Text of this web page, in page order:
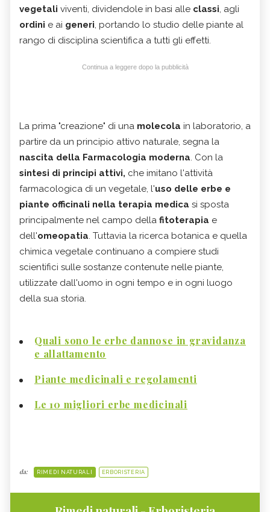
vegetali viventi, dividendole in basi alle classi, agli
ordini e ai generi, portando lo studio delle piante al
rango di disciplina scientifica a tutti gli effetti.
Continua a leggere dopo la pubblicità
La prima "creazione" di una molecola in laboratorio, a
partire da un principio attivo naturale, segna la
nascita della Farmacologia moderna. Con la
sintesi di principi attivi, che imitano l'attività
farmacologica di un vegetale, l'uso delle erbe e
piante officinali nella terapia medica si sposta
principalmente nel campo della fitoterapia e
dell'omeopatia. Tuttavia la ricerca botanica e quella
chimica vegetale continuano a compiere studi
scientifici sulle sostanze contenute nelle piante,
utilizzate dall'uomo in ogni tempo e in ogni luogo
della sua storia.
Quali sono le erbe dannose in gravidanza
e allattamento
Piante medicinali e regolamenti
Le 10 migliori erbe medicinali
da: RIMEDI NATURALI ERBORISTERIA